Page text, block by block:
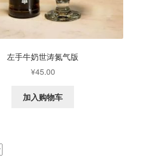
左手牛奶世涛氮气版
¥45.00
加入购物车